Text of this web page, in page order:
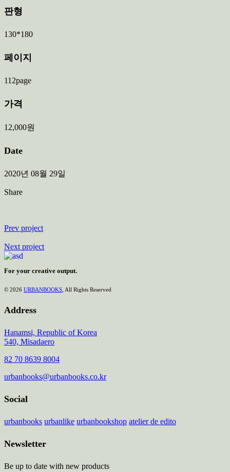
판형
130*180
페이지
112page
가격
12,000원
Date
2020년 08월 29일
Share
Prev project
Next project
For your creative output.
© 2026 URBANBOOKS , All Rights Reserved
Address
Hanamsi, Republic of Korea
540, Misadaero
82 70 8639 8004
urbanbooks@urbanbooks.co.kr
Social
urbanbooks urbanlike urbanbookshop atelier de edito
Newsletter
Be up to date with new products